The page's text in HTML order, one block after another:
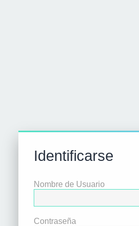
Identificarse
Nombre de Usuario
Contraseña